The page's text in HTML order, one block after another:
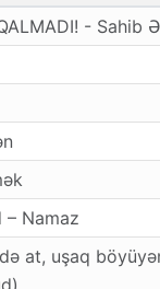
- Sahib
Namaz
at, uşaq